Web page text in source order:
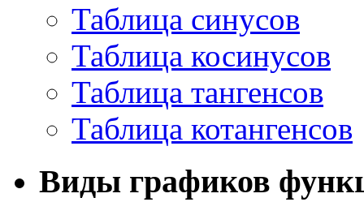
Таблица синусов
Таблица косинусов
Таблица тангенсов
Таблица котангенсов
Виды графиков